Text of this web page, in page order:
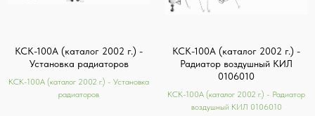
КСК-100А (каталог 2002 г.) -
Установка радиаторов
КСК-100А (каталог 2002 г.) - Установка
радиаторов
КСК-100А (каталог 2002 г.) -
Радиатор воздушный КИЛ
0106010
КСК-100А (каталог 2002 г.) - Радиатор
воздушный КИЛ 0106010